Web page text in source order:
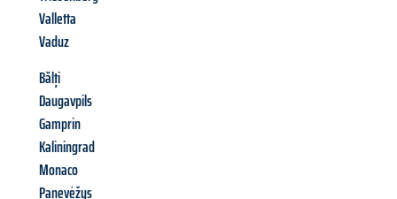
Valletta
Vaduz
Bălți
Daugavpils
Gamprin
Kaliningrad
Monaco
Panevėžys